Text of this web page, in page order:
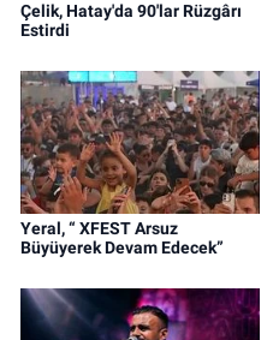
Çelik, Hatay'da 90'lar Rüzgârı
Estirdi
Yeral, “ XFEST Arsuz
Büyüyerek Devam Edecek”